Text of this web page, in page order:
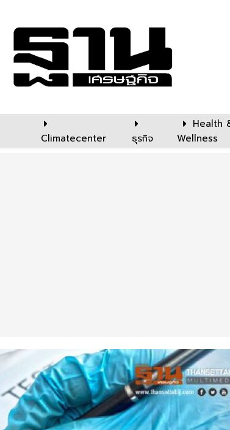
Climatecenter ธุรกิจ
Health
Wellness